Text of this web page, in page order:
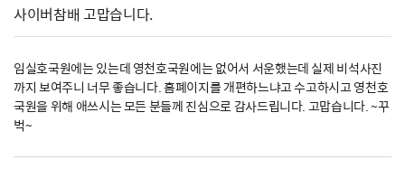
사이버참배 고맙습니다.
임실호국원에는 있는데 영천호국원에는 없어서 서운했는데 실제 비석사진
까지 보여주니 너무 좋습니다. 홈폐이지를 개편하느냐고 수고하시고 영천호
국원을 위해 애쓰시는 모든 분들께 진심으로 감사드립니다. 고맙습니다. ~꾸
벅~